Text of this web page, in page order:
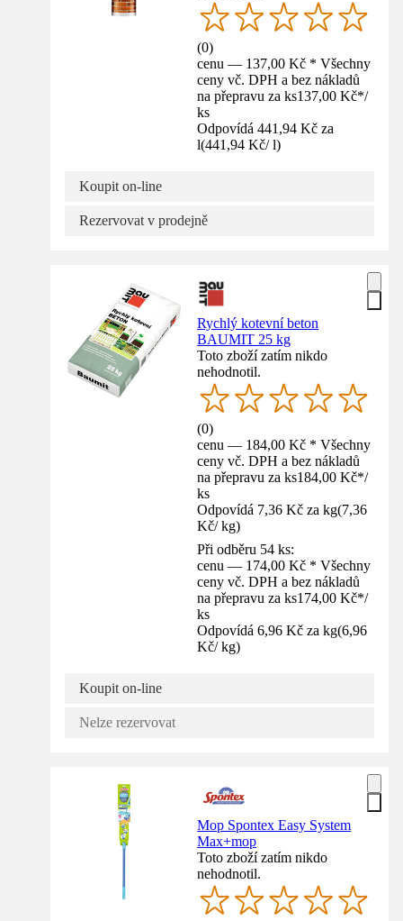
(0)
cenu — 137,00 Kč * Všechny
ceny vč. DPH a bez nákladů
na přepravu za ks137,00 Kč*/
ks
Odpovídá 441,94 Kč za
l(441,94 Kč/ l)
Koupit on-line
Rezervovat v prodejně
Rychlý kotevní beton
BAUMIT 25 kg
Toto zboží zatím nikdo
nehodnotil.
(0)
cenu — 184,00 Kč * Všechny
ceny vč. DPH a bez nákladů
na přepravu za ks184,00 Kč*/
ks
Odpovídá 7,36 Kč za kg(7,36
Kč/ kg)
Při odběru 54 ks:
cenu — 174,00 Kč * Všechny
ceny vč. DPH a bez nákladů
na přepravu za ks174,00 Kč*/
ks
Odpovídá 6,96 Kč za kg(6,96
Kč/ kg)
Koupit on-line
Nelze rezervovat
Mop Spontex Easy System
Max+mop
Toto zboží zatím nikdo
nehodnotil.